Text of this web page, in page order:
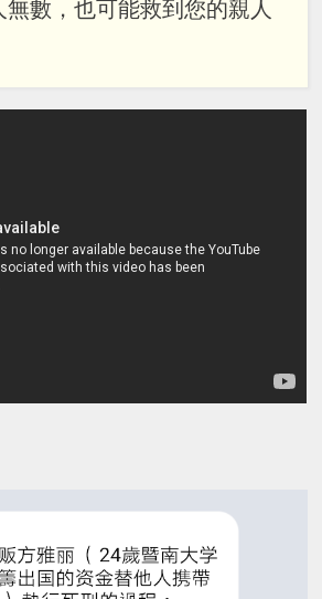
數，也可能救到您的親人